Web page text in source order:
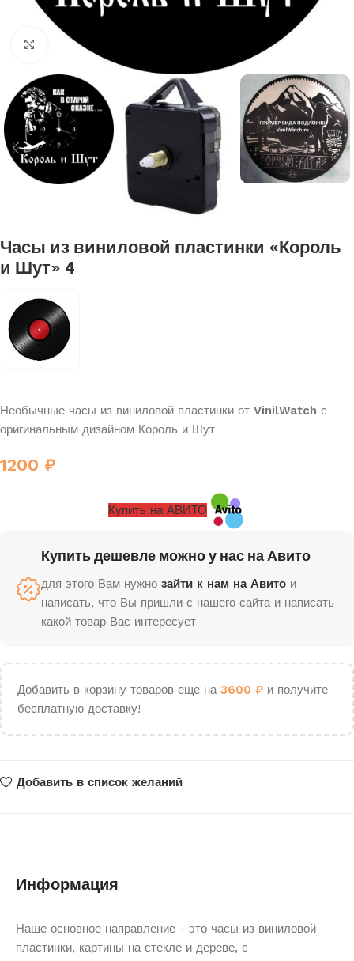
Нажмите, чтобы увеличить
Часы из виниловой пластинки «Король
и Шут» 4
Необычные часы из виниловой пластинки от VinilWatch с
оригинальным дизайном Король и Шут
1200 ₽
Купить на АВИТО
Купить дешевле можно у нас на Авито
для этого Вам нужно зайти к нам на Авито и
написать, что Вы пришли с нашего сайта и написать
какой товар Вас интересует
Добавить в корзину товаров еще на 3600 ₽ и получите
бесплатную доставку!
Добавить в список желаний
Информация
Наше основное направление - это часы из виниловой
пластинки, картины на стекле и дереве, с